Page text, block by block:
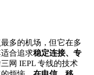
多的机场，但它在多
合追求稳定连接、专
网 IEPL 专线的技术